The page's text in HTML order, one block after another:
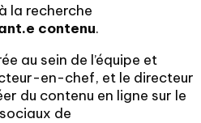
la recherche
contenu.
au sein de l’équipe et
en-chef, et le directeur
du contenu en ligne sur le
de